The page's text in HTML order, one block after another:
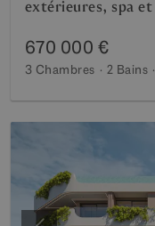
extérieures, spa et
670 000 €
3 Chambres 2 Bains